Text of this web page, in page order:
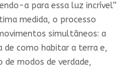
a para essa luz incrível”
medida, o processo
simultâneos: a
de como habitar a terra e,
modos de verdade,